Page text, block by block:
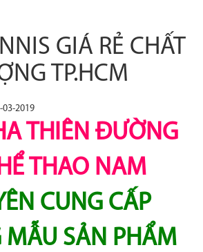
GIÁ RẺ CHẤT
TP.HCM
03-2019
THIÊN ĐƯỜNG
THAO NAM
CUNG CẤP
MẪU SẢN PHẨM